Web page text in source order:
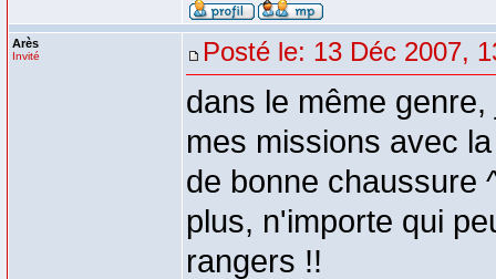
Arès
Invité Posté le: 13 Déc 2007,
dans le même
mes missions avec
de bonne chaussure
plus, n'importe qui
rangers !!